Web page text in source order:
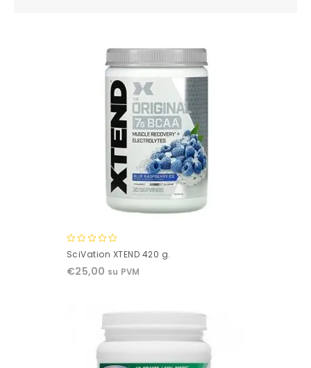
0
of
SciVation XTEND 420 g.
€25,00 su PVM